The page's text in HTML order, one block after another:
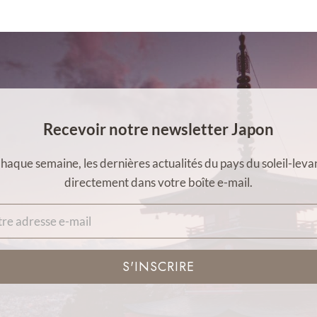
Recevoir notre newsletter Japon
semaine, les dernières actualités du pays du soleil-
directement dans votre boîte e-mail.
S'INSCRIRE